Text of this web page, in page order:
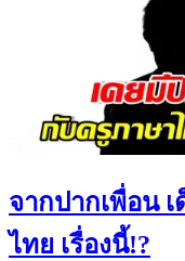
จากปากเพื่อน
ไทย เรื่องนี้!?